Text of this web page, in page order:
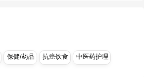
保健/药品 抗癌饮食 中医药护理